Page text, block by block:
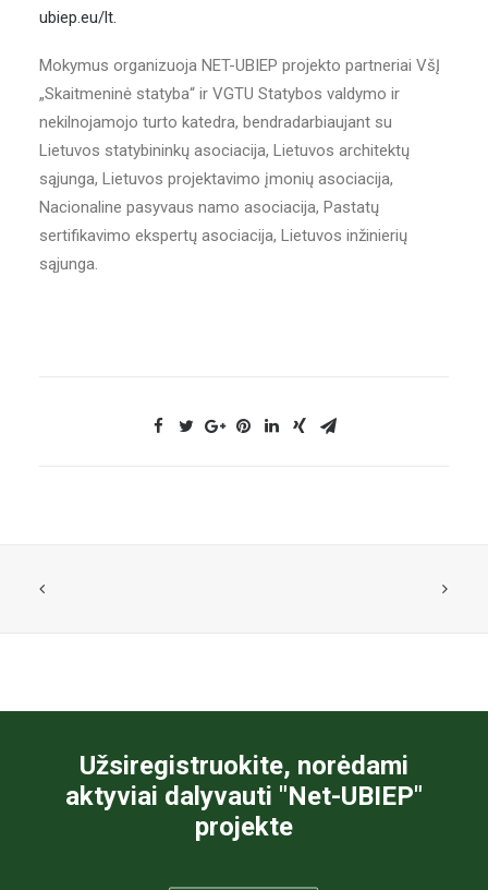
ubiep.eu/lt.
Mokymus organizuoja NET-UBIEP projekto partneriai VšĮ
„Skaitmeninė statyba“ ir VGTU Statybos valdymo ir
nekilnojamojo turto katedra, bendradarbiaujant su
Lietuvos statybininkų asociacija, Lietuvos architektų
sąjunga, Lietuvos projektavimo įmonių asociacija,
Nacionaline pasyvaus namo asociacija, Pastatų
sertifikavimo ekspertų asociacija, Lietuvos inžinierių
sąjunga.
Užsiregistruokite, norėdami
aktyviai dalyvauti "Net-UBIEP"
projekte